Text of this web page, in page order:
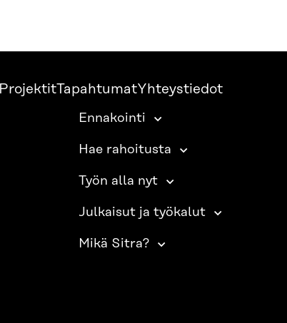
ProjektitTapahtumatYhteystiedot
Ennakointi
Hae rahoitusta
Työn alla nyt
Julkaisut ja työkalut
Mikä Sitra?